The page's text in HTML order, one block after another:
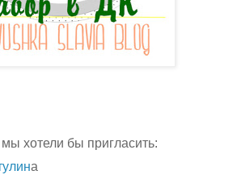
мы хотели бы пригласить:
а